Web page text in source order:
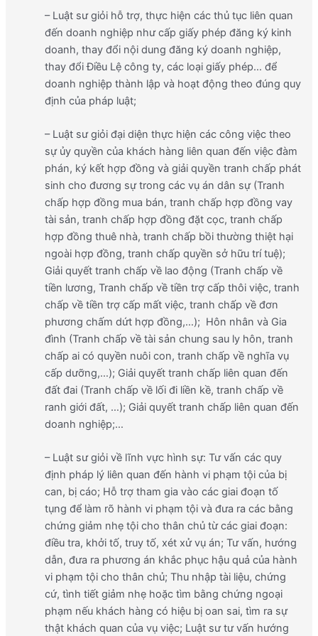
– Luật sư giỏi hỗ trợ, thực hiện các thủ tục liên quan
đến doanh nghiệp như cấp giấy phép đăng ký kinh
doanh, thay đổi nội dung đăng ký doanh nghiệp,
thay đổi Điều Lệ công ty, các loại giấy phép… để
doanh nghiệp thành lập và hoạt động theo đúng quy
định của pháp luật;
– Luật sư giỏi đại diện thực hiện các công việc theo
sự ủy quyền của khách hàng liên quan đến việc đàm
phán, ký kết hợp đồng và giải quyền tranh chấp phát
sinh cho đương sự trong các vụ án dân sự (Tranh
chấp hợp đồng mua bán, tranh chấp hợp đồng vay
tài sản, tranh chấp hợp đồng đặt cọc, tranh chấp
hợp đồng thuê nhà, tranh chấp bồi thường thiệt hại
ngoài hợp đồng, tranh chấp quyền sở hữu trí tuệ);
Giải quyết tranh chấp về lao động (Tranh chấp về
tiền lương, Tranh chấp về tiền trợ cấp thôi việc, tranh
chấp về tiền trợ cấp mất việc, tranh chấp về đơn
phương chấm dứt hợp đồng,…); Hôn nhân và Gia
đình (Tranh chấp về tài sản chung sau ly hôn, tranh
chấp ai có quyền nuôi con, tranh chấp về nghĩa vụ
cấp dưỡng,…); Giải quyết tranh chấp liên quan đến
đất đai (Tranh chấp về lối đi liền kề, tranh chấp về
ranh giới đất, …); Giải quyết tranh chấp liên quan đến
doanh nghiệp;…
– Luật sư giỏi về lĩnh vực hình sự: Tư vấn các quy
định pháp lý liên quan đến hành vi phạm tội của bị
can, bị cáo; Hỗ trợ tham gia vào các giai đoạn tố
tụng để làm rõ hành vi phạm tội và đưa ra các bằng
chứng giảm nhẹ tội cho thân chủ từ các giai đoạn:
điều tra, khởi tố, truy tố, xét xử vụ án; Tư vấn, hướng
dẫn, đưa ra phương án khắc phục hậu quả của hành
vi phạm tội cho thân chủ; Thu nhập tài liệu, chứng
cứ, tình tiết giảm nhẹ hoặc tìm bằng chứng ngoại
phạm nếu khách hàng có hiệu bị oan sai, tìm ra sự
thật khách quan của vụ việc; Luật sư tư vấn hướng